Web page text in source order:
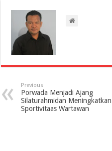
Previous
Porwada Menjadi Ajang
Silaturahmidan Meningkatkan
Sportivitaas Wartawan